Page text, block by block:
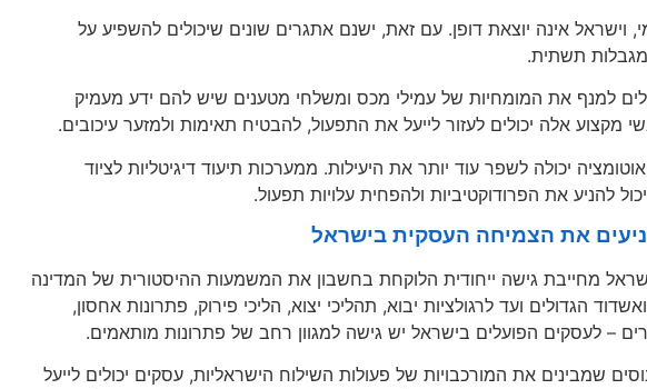
וישראל אינה יוצאת דופן. עם זאת, ישנם אתגרים שונים שיכולים להשפיע על
תשתית.
למנף את המומחיות של עמילי מכס ומשלחי מטענים שיש להם ידע מעמיק
מקצוע אלה יכולים לעזור לייעל את התפעול, להבטיח תאימות ולמזער עיכובים.
יכולה לשפר עוד יותר את היעילות. ממערכות תיעוד דיגיטליות לציוד
להניע את הפרודוקטיביות ולהפחית עלויות תפעול.
את הצמיחה העסקית בישראל
מחייבת גישה ייחודית הלוקחת בחשבון את המשמעות ההיסטורית של המדינה
הגדולים ועד לרגולציות יבוא, תהליכי יצוא, הליכי פירוק, פתרונות אחסון,
– לעסקים הפועלים בישראל יש גישה למגוון רחב של פתרונות מותאמים.
שמבינים את המורכבויות של פעולות השילוח הישראליות, עסקים יכולים לייעל